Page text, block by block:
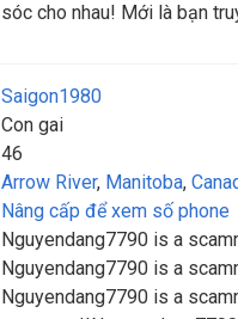
sóc cho nhau! Mới là bạn
Saigon1980
Con gai
46
Arrow River, Manitoba,
Nâng cấp để xem số phone
Nguyendang7790 is a
Nguyendang7790 is a
Nguyendang7790 is a